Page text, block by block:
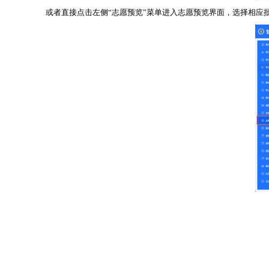
或者直接点击左侧“志愿预览”菜单进入志愿预览界面，选择相应